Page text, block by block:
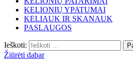
KELIONIŲ YPATUMAI
KELIAUK IR SKANAUK
PASLAUGOS
Ieškoti:
Žiūrėti dabar